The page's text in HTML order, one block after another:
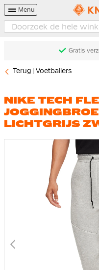
Menu
Gratis
Terug Voetballers
NIKE TECH
LICHTGRIJS